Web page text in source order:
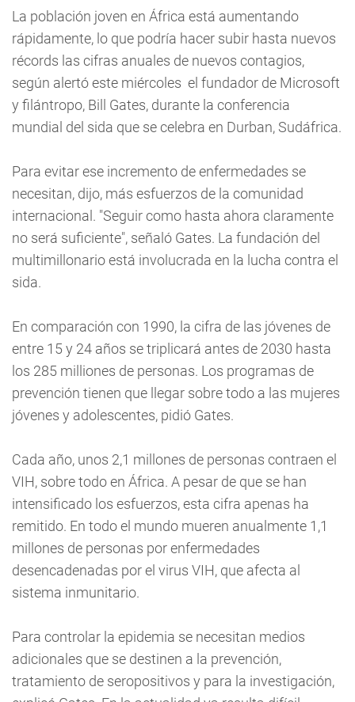
La población joven en África está aumentando
rápidamente, lo que podría hacer subir hasta nuevos
récords las cifras anuales de nuevos contagios,
según alertó este miércoles el fundador de Microsoft
y filántropo, Bill Gates, durante la conferencia
mundial del sida que se celebra en Durban, Sudáfrica.
Para evitar ese incremento de enfermedades se
necesitan, dijo, más esfuerzos de la comunidad
internacional. "Seguir como hasta ahora claramente
no será suficiente", señaló Gates. La fundación del
multimillonario está involucrada en la lucha contra el
sida.
En comparación con 1990, la cifra de las jóvenes de
entre 15 y 24 años se triplicará antes de 2030 hasta
los 285 milliones de personas. Los programas de
prevención tienen que llegar sobre todo a las mujeres
jóvenes y adolescentes, pidió Gates.
Cada año, unos 2,1 millones de personas contraen el
VIH, sobre todo en África. A pesar de que se han
intensificado los esfuerzos, esta cifra apenas ha
remitido. En todo el mundo mueren anualmente 1,1
millones de personas por enfermedades
desencadenadas por el virus VIH, que afecta al
sistema inmunitario.
Para controlar la epidemia se necesitan medios
adicionales que se destinen a la prevención,
tratamiento de seropositivos y para la investigación,